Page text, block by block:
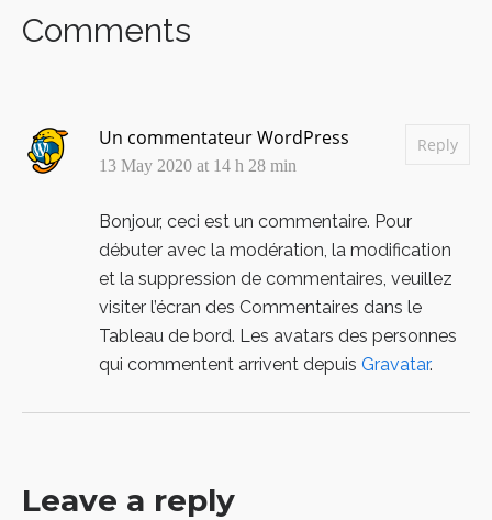
Comments
Un commentateur WordPress
13 May 2020 at 14 h 28 min
Bonjour, ceci est un commentaire. Pour
débuter avec la modération, la modification
et la suppression de commentaires, veuillez
visiter l’écran des Commentaires dans le
Tableau de bord. Les avatars des personnes
qui commentent arrivent depuis Gravatar.
Reply
Leave a reply